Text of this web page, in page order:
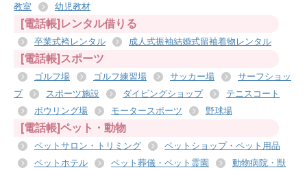
教室
幼児教材
[電話帳]レンタル借りる
卒業式袴レンタル 成人式振袖結婚式留袖着物レンタル
[電話帳]スポーツ
ゴルフ場 ゴルフ練習場 サッカー場
サーフショッ
プ
スポーツ施設 ダイビングショップ
テニスコート
ボウリング場
モータースポーツ 野球場
[電話帳]ペット・動物
ペットサロン・トリミング
ペットショップ・ペット用品
ペットホテル
ペット葬儀・ペット霊園
動物病院・獣